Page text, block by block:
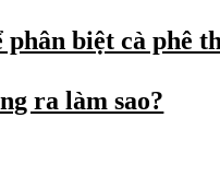
phân biệt cà phê
ra làm sao?